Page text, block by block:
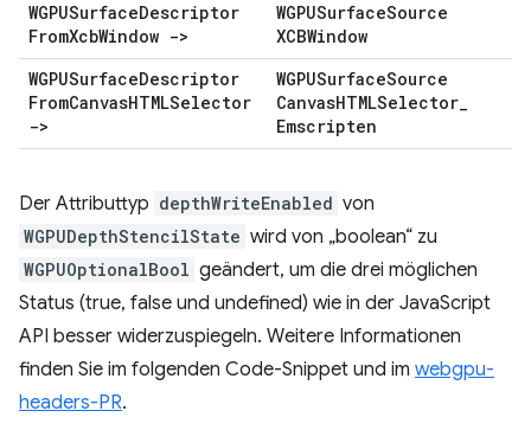
WGPUSurfaceDescriptor
FromXcbWindow ->
WGPUSurfaceSource
XCBWindow
WGPUSurfaceDescriptor
FromCanvasHTMLSelector
->
WGPUSurfaceSource
CanvasHTMLSelector_
Emscripten
Der Attributtyp depthWriteEnabled von
WGPUDepthStencilState wird von „boolean“ zu
WGPUOptionalBool geändert, um die drei möglichen
Status (true, false und undefined) wie in der JavaScript
API besser widerzuspiegeln. Weitere Informationen
finden Sie im folgenden Code-Snippet und im webgpu-
headers-PR.